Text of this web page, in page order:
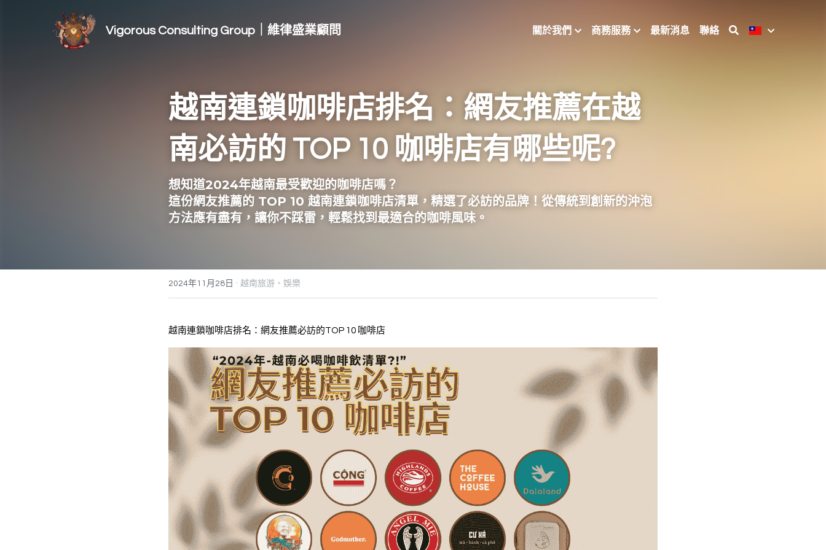
Vigorous Consulting Group｜維律盛業顧問 關於我們 商務服務 最新消息 聯絡
越南連鎖咖啡店排名：網友推薦在越
南必訪的 TOP 10 咖啡店有哪些呢?
想知道2024年越南最受歡迎的咖啡店嗎？
這份網友推薦的 TOP 10 越南連鎖咖啡店清單，精選了必訪的品牌！從傳統到創新的沖泡
方法應有盡有，讓你不踩雷，輕鬆找到最適合的咖啡風味。
2024年11月28日 · 越南旅游、娛樂
越南連鎖咖啡店排名：網友推薦必訪的TOP 10 咖啡店